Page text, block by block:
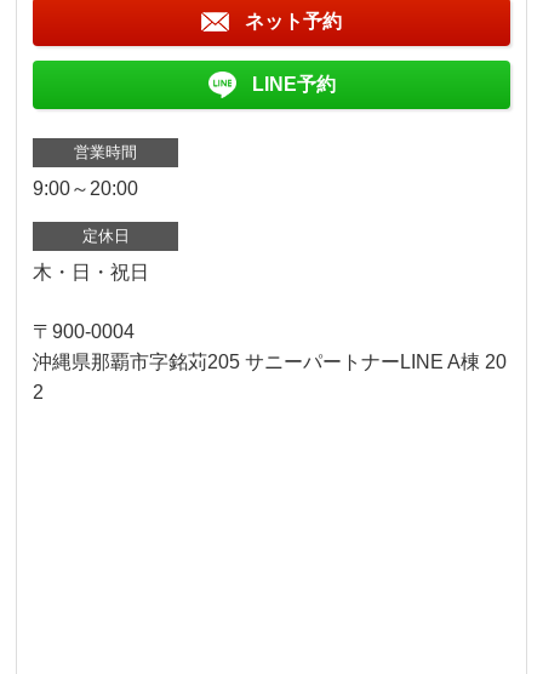
ネット予約
LINE予約
営業時間
9:00～20:00
定休日
木・日・祝日
〒900-0004
沖縄県那覇市字銘苅205 サニーパートナーLINE A棟 20
2